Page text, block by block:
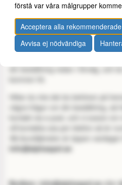
Utöver postorder så är du
välsorterade butik som är öppen
storhelger är det dock stängt). Om
gärna lägga en beställning redan i
din beställning redan i förväg, och
Hittar du inte det du behöver på
några frågor om din beställning, så
kontakt via e-post, och vi svarar
vill kontakta oss per telefon så är
(kundtjänsten är öppen vardagar
info@alphaspel.se
förstå var våra målgrupper
Acceptera alla rekommenderade
Avvisa ej nödvändiga